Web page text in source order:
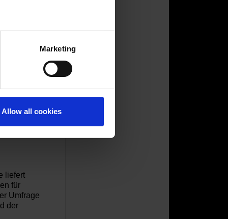
meters
Marketing
Allow all cookies
liefert
für
Umfrage
der